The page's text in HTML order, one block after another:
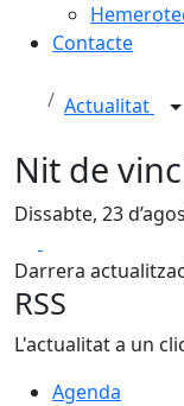
Contacte
Actualitat
Nit de
Dissabte, 23
Darrera
RSS
L'actualitat a un
Agenda